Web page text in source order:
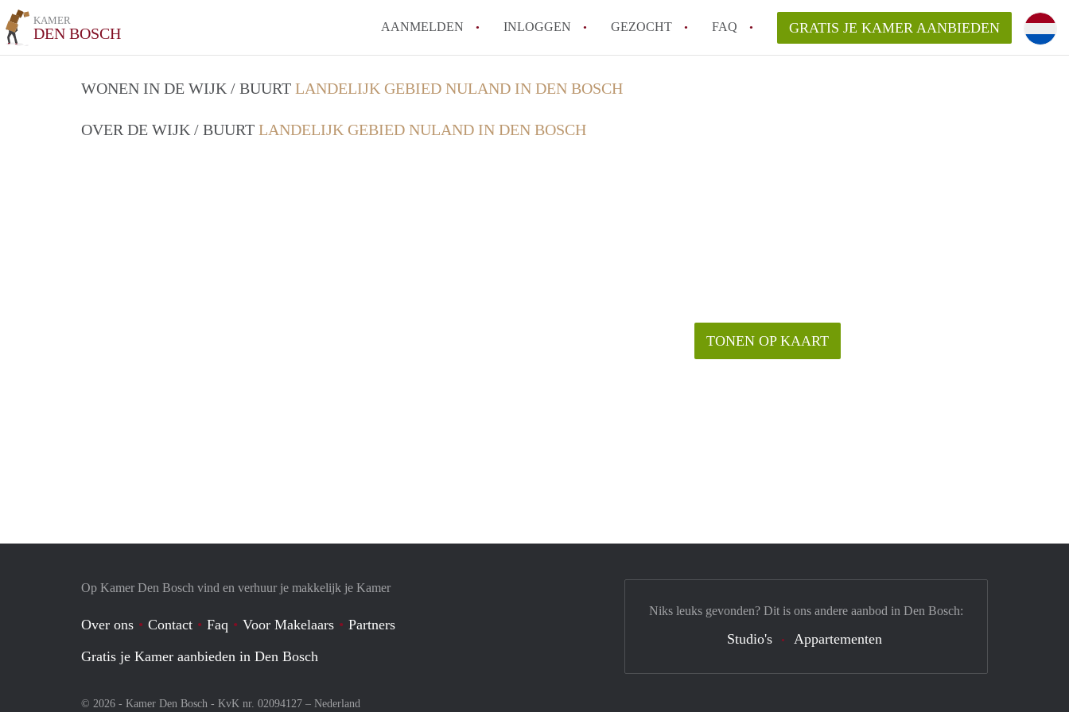
KAMER
DEN BOSCH AANMELDEN INLOGGEN GEZOCHT FAQ
How to translate KamerDenBosch!
Berekent KamerDenBosch makelaarsvergoeding/bemiddelingsvergoeding?
GRATIS JE KAMER AANBIEDEN
WONEN IN DE WIJK / BUURT LANDELIJK GEBIED NULAND IN DEN BOSCH
OVER DE WIJK / BUURT LANDELIJK GEBIED NULAND IN DEN BOSCH
TONEN OP KAART
Op Kamer Den Bosch vind en verhuur je makkelijk je Kamer
Over ons Contact Faq Voor Makelaars
Partners
Gratis je Kamer aanbieden in Den Bosch
© 2026 - Kamer Den Bosch - KvK nr. 02094127 – Nederland
Niks leuks gevonden? Dit is ons andere aanbod in Den Bosch:
Studio's Appartementen